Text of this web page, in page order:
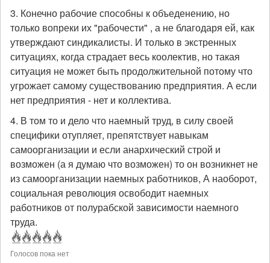
3. Конечно рабочие способны к объеденению, но
только вопреки их "рабочести" , а не благодаря ей, как
утверждают синдикалисты. И только в экстренных
ситуациях, когда страдает весь коолектив, но такая
ситуация не может быть продолжительной потому что
угрожает самому существованию предприятия. А если
нет предприятия - нет и коллектива.
4. В том то и дело что наемный труд, в силу своей
специфики отупляет, препятствует навыкам
самоорганизации и если анархический строй и
возможен (а я думаю что возможен) то он возникнет не
из самоорганизации наемных работников, А наоборот,
социальная революция освободит наемных
работников от полурабской зависимости наемного
труда.
Голосов пока нет